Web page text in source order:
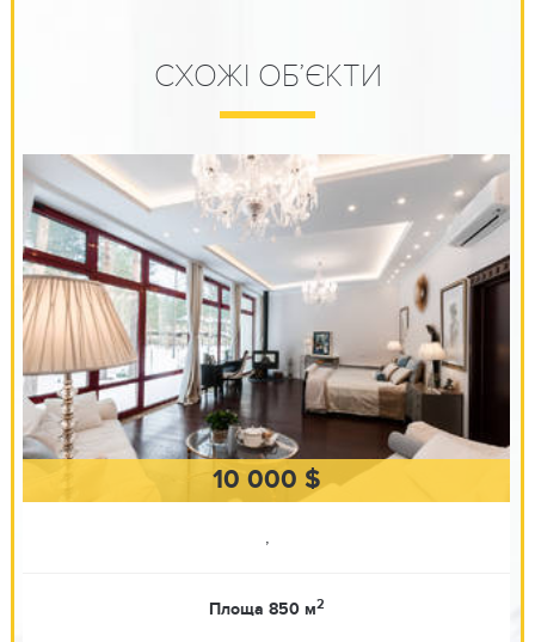
СХОЖІ ОБ’ЄКТИ
10 000 $
,
Площа 850 м2